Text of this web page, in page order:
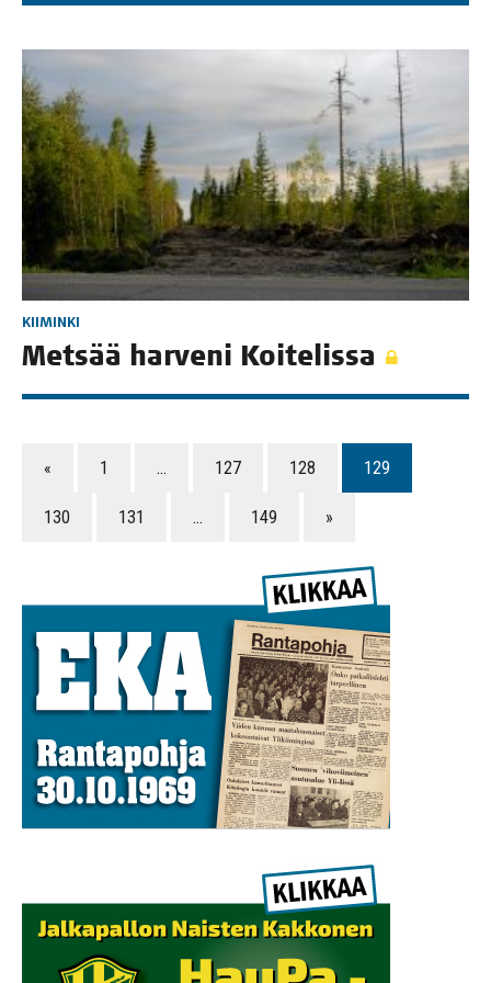
KIIMINKI
Met­sää har­ve­ni Koitelissa
« 1 … 127 128 129
130 131 … 149 »